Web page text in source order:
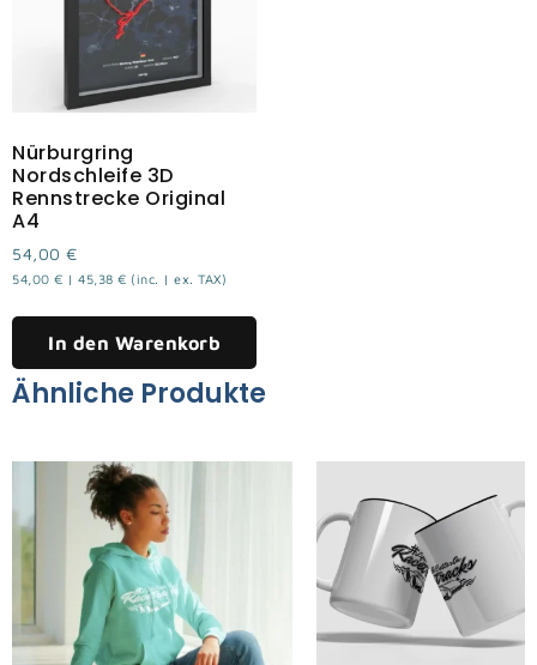
Nürburgring
Nordschleife 3D
Rennstrecke Original
A4
54,00 €
54,00 € | 45,38 € (inc. | ex. TAX)
In den Warenkorb
Ähnliche Produkte